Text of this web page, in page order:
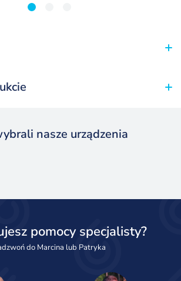
1
nasze urządzenia
pomocy specjalisty?
do Marcina lub Patryka